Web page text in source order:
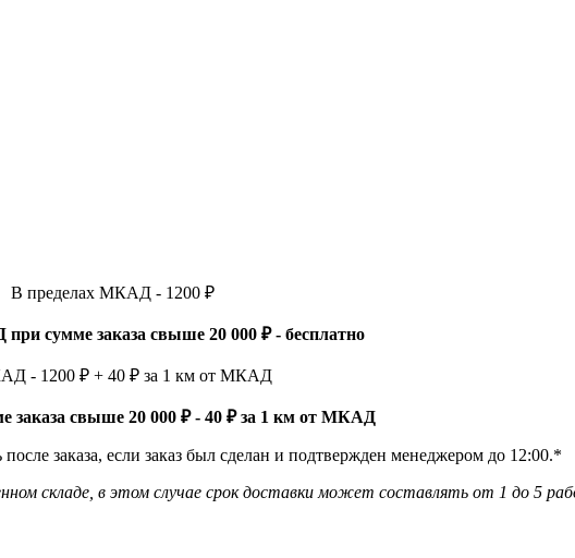
В пределах МКАД - 1200 ₽
сумме заказа свыше 20 000 ₽ - бесплатно
- 1200 ₽ + 40 ₽ за 1 км от МКАД
заказа свыше 20 000 ₽ - 40 ₽ за 1 км от МКАД
заказа, если заказ был сделан и подтвержден менеджером до 12:00.*
складе, в этом случае срок доставки может составлять от 1 до 5